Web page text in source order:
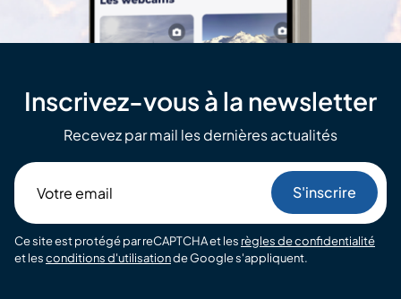
Inscrivez-vous à la newsletter
Recevez par mail les dernières actualités
email
Ce site est protégé par reCAPTCHA et les règles de confidentialité
et lesconditions d'utilisationde Google s'appliquent.